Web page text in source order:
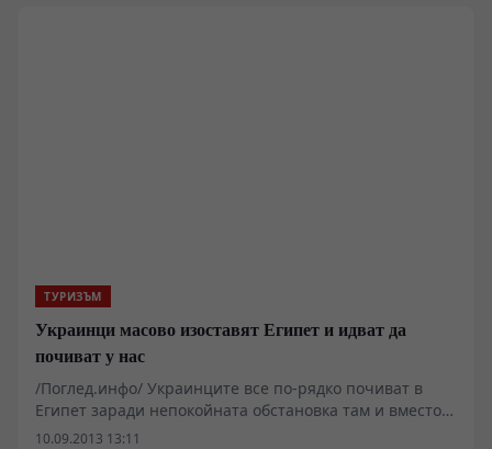
ТУРИЗЪМ
Украинци масово изоставят Египет и идват да
почиват у нас
/Поглед.инфо/ Украинците все по-рядко почиват в
Египет заради непокойната обстановка там и вместо
това избират дестинациите Турция и България,
10.09.2013 13:11